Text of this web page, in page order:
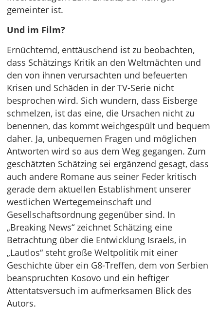
gemeinter ist.
Und im Film?
Ernüchternd, enttäuschend ist zu beobachten,
dass Schätzings Kritik an den Weltmächten und
den von ihnen verursachten und befeuerten
Krisen und Schäden in der TV-Serie nicht
besprochen wird. Sich wundern, dass Eisberge
schmelzen, ist das eine, die Ursachen nicht zu
benennen, das kommt weichgespült und bequem
daher. Ja, unbequemen Fragen und möglichen
Antworten wird so aus dem Weg gegangen. Zum
geschätzten Schätzing sei ergänzend gesagt, dass
auch andere Romane aus seiner Feder kritisch
gerade dem aktuellen Establishment unserer
westlichen Wertegemeinschaft und
Gesellschaftsordnung gegenüber sind. In
„Breaking News“ zeichnet Schätzing eine
Betrachtung über die Entwicklung Israels, in
„Lautlos“ steht große Weltpolitik mit einer
Geschichte über ein G8-Treffen, dem von Serbien
beanspruchten Kosovo und ein heftiger
Attentatsversuch im aufmerksamen Blick des
Autors.